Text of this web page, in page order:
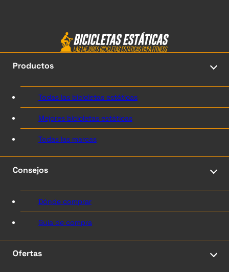
Productos
Todas las bicicletas estáticas
Mejores bicicletas estáticas
Todas las marcas
Consejos
Dónde comprar
Guía de compra
Ofertas